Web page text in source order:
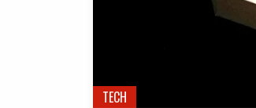
TECH